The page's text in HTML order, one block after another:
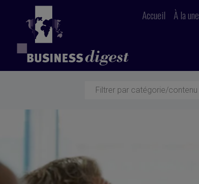
Accueil À la une
Filtrer par catégorie/contenu